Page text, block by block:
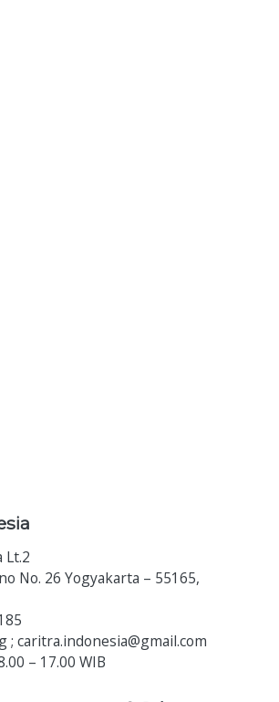
Lt.2
No. 26 Yogyakarta – 55165,
; caritra.indonesia@gmail.com
– 17.00 WIB